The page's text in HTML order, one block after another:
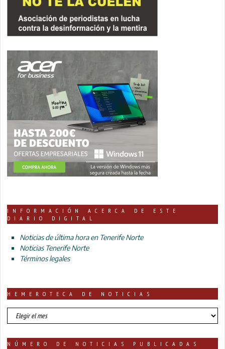
INFORMACIÓN ACERCA DE ESTE
DIARIO DIGITAL
Noticias de última hora en Tenerife Norte
Noticias Tenerife Norte
Términos legales
HEMEROTECA DE NOTICIAS
HEMEROTECA
DE
NÚMERO DE NOTICIAS PUBLICADAS